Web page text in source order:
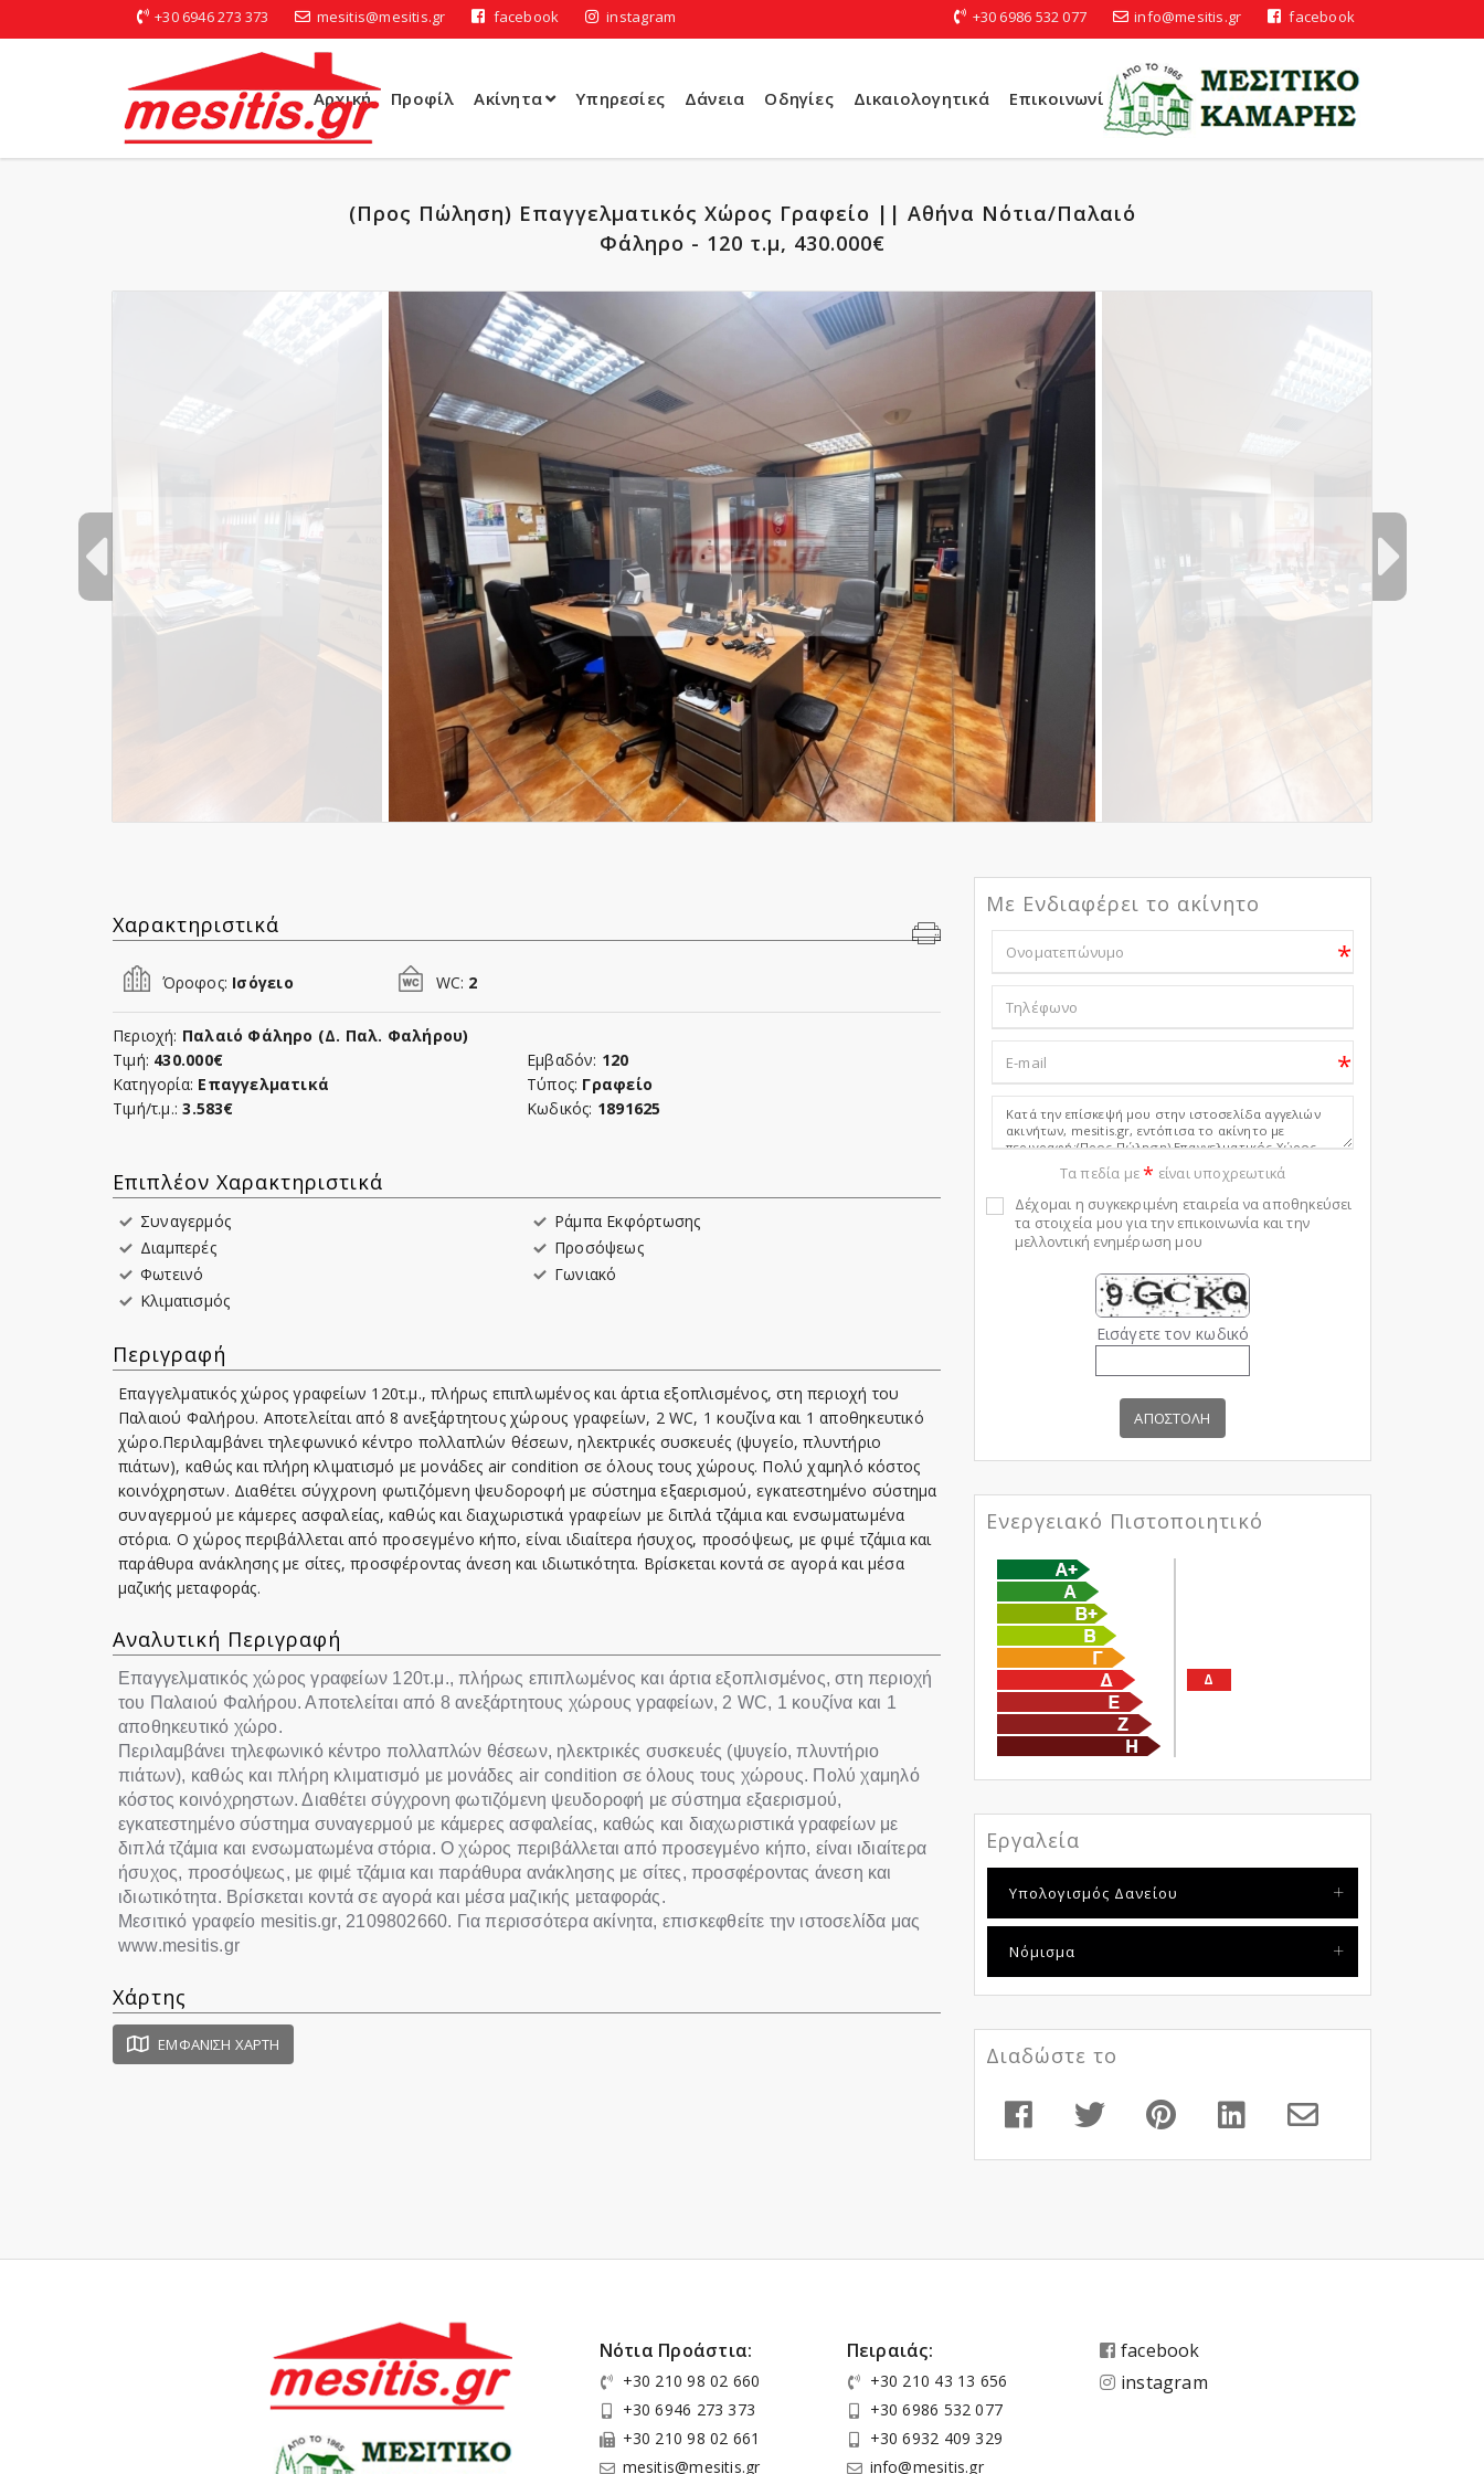
+30 6946 273 373 mesitis@mesitis.gr facebook instagram +30 6986 532 077 info@mesitis.gr facebook
Αρχική Προφίλ Ακίνητα Υπηρεσίες Δάνεια Οδηγίες Δικαιολογητικά Επικοινωνία
(Προς Πώληση) Επαγγελματικός Χώρος Γραφείο || Αθήνα Νότια/Παλαιό
Φάληρο - 120 τ.μ, 430.000€
Χαρακτηριστικά
Όροφος: Ισόγειο WC: 2
Περιοχή: Παλαιό Φάληρο (Δ. Παλ. Φαλήρου)
Τιμή: 430.000€ Εμβαδόν: 120
Κατηγορία: Επαγγελματικά Τύπος: Γραφείο
Τιμή/τ.μ.: 3.583€ Κωδικός: 1891625
Επιπλέον Χαρακτηριστικά
Συναγερμός
Ράμπα Εκφόρτωσης
Διαμπερές
Προσόψεως
Φωτεινό
Γωνιακό
Κλιματισμός
Περιγραφή
Επαγγελματικός χώρος γραφείων 120τ.μ., πλήρως επιπλωμένος και άρτια εξοπλισμένος, στη περιοχή του
Παλαιού Φαλήρου. Αποτελείται από 8 ανεξάρτητους χώρους γραφείων, 2 WC, 1 κουζίνα και 1 αποθηκευτικό
χώρο.Περιλαμβάνει τηλεφωνικό κέντρο πολλαπλών θέσεων, ηλεκτρικές συσκευές (ψυγείο, πλυντήριο
πιάτων), καθώς και πλήρη κλιματισμό με μονάδες air condition σε όλους τους χώρους. Πολύ χαμηλό κόστος
κοινόχρηστων. Διαθέτει σύγχρονη φωτιζόμενη ψευδοροφή με σύστημα εξαερισμού, εγκατεστημένο σύστημα
συναγερμού με κάμερες ασφαλείας, καθώς και διαχωριστικά γραφείων με διπλά τζάμια και ενσωματωμένα
στόρια. Ο χώρος περιβάλλεται από προσεγμένο κήπο, είναι ιδιαίτερα ήσυχος, προσόψεως, με φιμέ τζάμια και
παράθυρα ανάκλησης με σίτες, προσφέροντας άνεση και ιδιωτικότητα. Βρίσκεται κοντά σε αγορά και μέσα
μαζικής μεταφοράς.
Αναλυτική Περιγραφή
Επαγγελματικός χώρος γραφείων 120τ.μ., πλήρως επιπλωμένος και άρτια εξοπλισμένος, στη περιοχή
του Παλαιού Φαλήρου. Αποτελείται από 8 ανεξάρτητους χώρους γραφείων, 2 WC, 1 κουζίνα και 1
αποθηκευτικό χώρο.
Περιλαμβάνει τηλεφωνικό κέντρο πολλαπλών θέσεων, ηλεκτρικές συσκευές (ψυγείο, πλυντήριο
πιάτων), καθώς και πλήρη κλιματισμό με μονάδες air condition σε όλους τους χώρους. Πολύ χαμηλό
κόστος κοινόχρηστων. Διαθέτει σύγχρονη φωτιζόμενη ψευδοροφή με σύστημα εξαερισμού,
εγκατεστημένο σύστημα συναγερμού με κάμερες ασφαλείας, καθώς και διαχωριστικά γραφείων με
διπλά τζάμια και ενσωματωμένα στόρια. Ο χώρος περιβάλλεται από προσεγμένο κήπο, είναι ιδιαίτερα
ήσυχος, προσόψεως, με φιμέ τζάμια και παράθυρα ανάκλησης με σίτες, προσφέροντας άνεση και
ιδιωτικότητα. Βρίσκεται κοντά σε αγορά και μέσα μαζικής μεταφοράς.
Μεσιτικό γραφείο mesitis.gr, 2109802660. Για περισσότερα ακίνητα, επισκεφθείτε την ιστοσελίδα μας
www.mesitis.gr
Χάρτης
ΕΜΦΆΝΙΣΗ ΧΆΡΤΗ
Με Ενδιαφέρει το ακίνητο
*
*
Τα πεδία με* είναι υποχρεωτικά
Δέχομαι η συγκεκριμένη εταιρεία να αποθηκεύσει
τα στοιχεία μου για την επικοινωνία και την
μελλοντική ενημέρωση μου
Εισάγετε τον κωδικό
ΑΠΟΣΤΟΛΗ
Ενεργειακό Πιστοποιητικό
Δ
Εργαλεία
Υπολογισμός Δανείου
Νόμισμα
Διαδώστε το
Νότια Προάστια:
+30 210 98 02 660
+30 6946 273 373
+30 210 98 02 661
mesitis@mesitis.gr
Πειραιάς:
+30 210 43 13 656
+30 6986 532 077
+30 6932 409 329
info@mesitis.gr
facebook
instagram